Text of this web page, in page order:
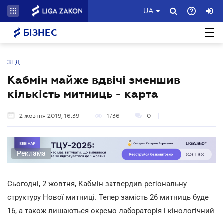
UA
БІЗНЕС
ЗЕД
Кабмін майже вдвічі зменшив
кількість митниць - карта
2 жовтня 2019, 16:39 1736 0
Реклама
Сьогодні, 2 жовтня, Кабмін затвердив регіональну
структуру Нової митниці. Тепер замість 26 митниць буде
16, а також лишаються окремо лабораторія і кінологічний